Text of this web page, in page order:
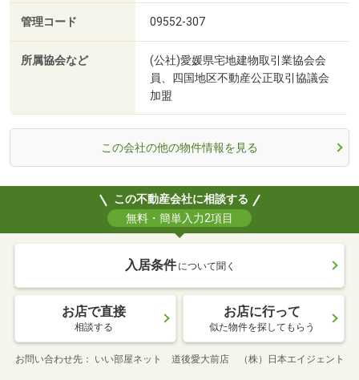
管理コード 09552-307
所属協会など
(公社)愛媛県宅地建物取引業協会会
員、四国地区不動産公正取引協議会
加盟
この会社の他の物件情報を見る
この不動産会社に相談する
無料・簡単入力2項目
入居条件 について聞く
お店で直接
相談する
お店に行って
似た物件を探してもらう
お問い合わせ先 いい部屋ネット 道後愛大前店 （株）日本エイジェント